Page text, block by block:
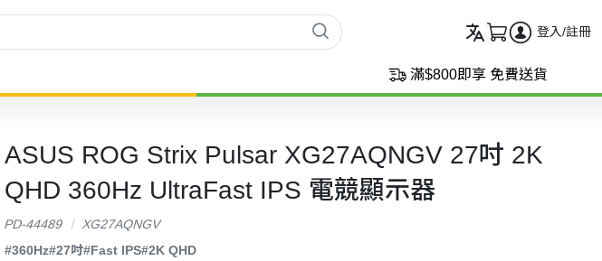
登入/註冊
滿$800即享 免費送貨
ASUS ROG Strix Pulsar XG27AQNGV 27吋 2K
QHD 360Hz UltraFast IPS 電競顯示器
PD-44489
XG27AQNGV
#360Hz#27吋#Fast IPS#2K QHD